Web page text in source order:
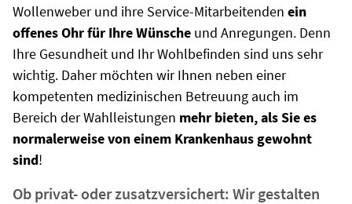
Wollenweber und ihre Service-Mitarbeitenden ein
offenes Ohr für Ihre Wünsche und Anregungen. Denn
Ihre Gesundheit und Ihr Wohlbefinden sind uns sehr
wichtig. Daher möchten wir Ihnen neben einer
kompetenten medizinischen Betreuung auch im
Bereich der Wahlleistungen mehr bieten, als Sie es
normalerweise von einem Krankenhaus gewohnt
sind!
Ob privat- oder zusatzversichert: Wir gestalten